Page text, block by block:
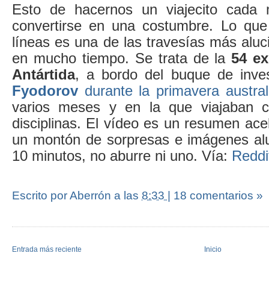
Esto de hacernos un viajecito cada
convertirse en una costumbre. Lo
líneas es una de las travesías más
en mucho tiempo. Se trata de la54
Antártida, a bordo del buque de
Fyodorov durante la primavera
varios meses y en la que viajaban
disciplinas. El vídeo es un resumen
un montón de sorpresas e imágenes
10 minutos, no aburre ni uno. Vía:
Escrito por Aberrón a las 8:33 | 18 comentarios »
Entrada más reciente Inicio